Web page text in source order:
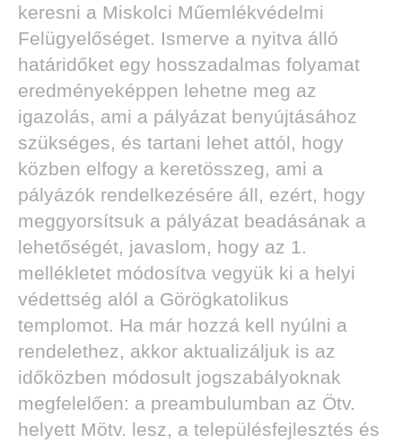
keresni a Miskolci Műemlékvédelmi
Felügyelőséget. Ismerve a nyitva álló
határidőket egy hosszadalmas folyamat
eredményeképpen lehetne meg az
igazolás, ami a pályázat benyújtásához
szükséges, és tartani lehet attól, hogy
közben elfogy a keretösszeg, ami a
pályázók rendelkezésére áll, ezért, hogy
meggyorsítsuk a pályázat beadásának a
lehetőségét, javaslom, hogy az 1.
mellékletet módosítva vegyük ki a helyi
védettség alól a Görögkatolikus
templomot. Ha már hozzá kell nyúlni a
rendelethez, akkor aktualizáljuk is az
időközben módosult jogszabályoknak
megfelelően: a preambulumban az Ötv.
helyett Mötv. lesz, a településfejlesztés és